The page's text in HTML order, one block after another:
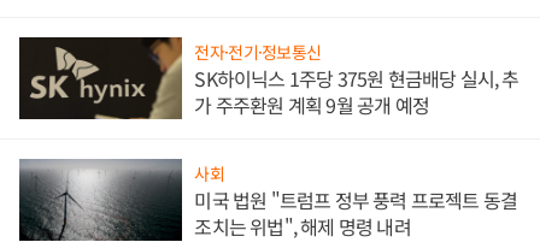
전자·전기·정보통신
SK하이닉스 1주당 375원 현금배당 실시, 추
가 주주환원 계획 9월 공개 예정
사회
미국 법원 "트럼프 정부 풍력 프로젝트 동결
조치는 위법", 해제 명령 내려